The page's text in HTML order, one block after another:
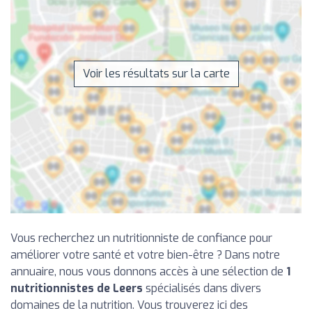
Voir les résultats sur la carte
Vous recherchez un nutritionniste de confiance pour
améliorer votre santé et votre bien-être ? Dans notre
annuaire, nous vous donnons accès à une sélection de 1
nutritionnistes de Leers spécialisés dans divers
domaines de la nutrition. Vous trouverez ici des